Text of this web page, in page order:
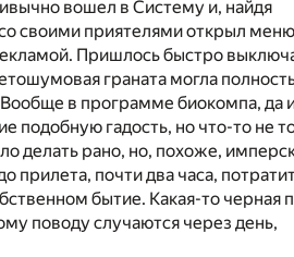
вошел в Систему и, найдя
своими приятелями открыл
Пришлось быстро
граната могла
в программе биокомпа, да
подобную гадость, но что-то не
делать рано, но, похоже,
прилета, почти два часа,
бытие. Какая-то черная
поводу случаются через день,